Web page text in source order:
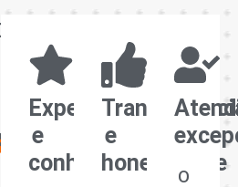
Experiência
e
conhecimento
e
honestidade
O